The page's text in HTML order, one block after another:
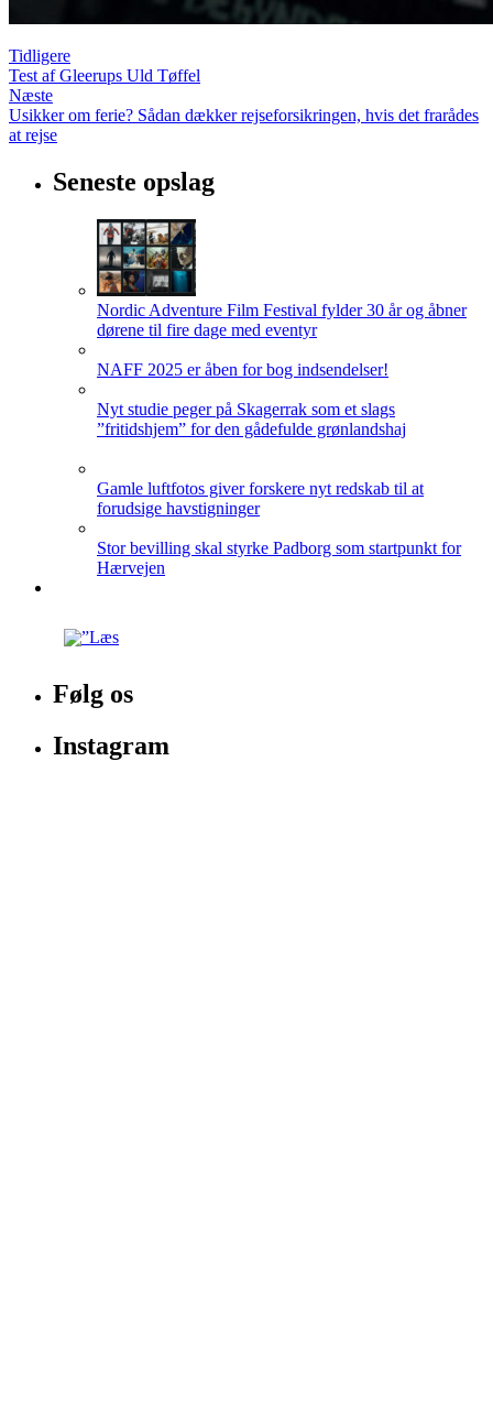
Tidligere
Test af Gleerups Uld Tøffel
Næste
Usikker om ferie? Sådan dækker rejseforsikringen, hvis det frarådes
at rejse
Seneste opslag
Nordic Adventure Film Festival fylder 30 år og åbner
dørene til fire dage med eventyr
NAFF 2025 er åben for bog indsendelser!
Nyt studie peger på Skagerrak som et slags
”fritidshjem” for den gådefulde grønlandshaj
Gamle luftfotos giver forskere nyt redskab til at
forudsige havstigninger
Stor bevilling skal styrke Padborg som startpunkt for
Hærvejen
Følg os
Instagram